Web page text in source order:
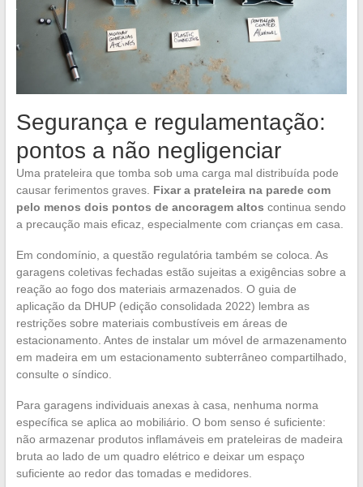
Segurança e regulamentação:
pontos a não negligenciar
Uma prateleira que tomba sob uma carga mal distribuída pode
causar ferimentos graves. Fixar a prateleira na parede com
pelo menos dois pontos de ancoragem altos continua sendo
a precaução mais eficaz, especialmente com crianças em casa.
Em condomínio, a questão regulatória também se coloca. As
garagens coletivas fechadas estão sujeitas a exigências sobre a
reação ao fogo dos materiais armazenados. O guia de
aplicação da DHUP (edição consolidada 2022) lembra as
restrições sobre materiais combustíveis em áreas de
estacionamento. Antes de instalar um móvel de armazenamento
em madeira em um estacionamento subterrâneo compartilhado,
consulte o síndico.
Para garagens individuais anexas à casa, nenhuma norma
específica se aplica ao mobiliário. O bom senso é suficiente:
não armazenar produtos inflamáveis em prateleiras de madeira
bruta ao lado de um quadro elétrico e deixar um espaço
suficiente ao redor das tomadas e medidores.